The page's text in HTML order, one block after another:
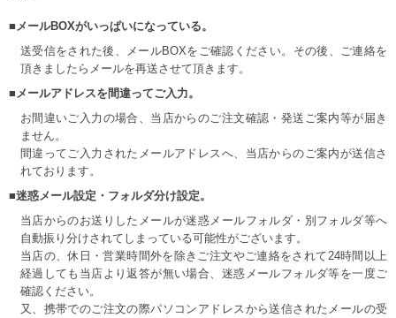
■メールBOXがいっぱいになっている。
送受信をされた後、メールBOXをご確認ください。その後、ご連絡を
頂きましたらメールを再送させて頂きます。
■メールアドレスを間違ってご入力。
お間違いご入力の場合、当店からのご注文確認・発送ご案内等が届き
ません。
間違ってご入力されたメールアドレスへ、当店からのご案内が送信さ
れております。
■迷惑メール設定・フォルダ分け設定。
当店からのお送りしたメールが迷惑メールフォルダ・別フォルダ等へ
自動振り分けされてしまっている可能性がございます。
当店の、休日・営業時間外を除きご注文やご連絡をされて24時間以上
経過しても当店より返答が無い場合、迷惑メールフォルダ等を一度ご
確認ください。
又、携帯でのご注文の際パソコンアドレスから送信されたメールの受